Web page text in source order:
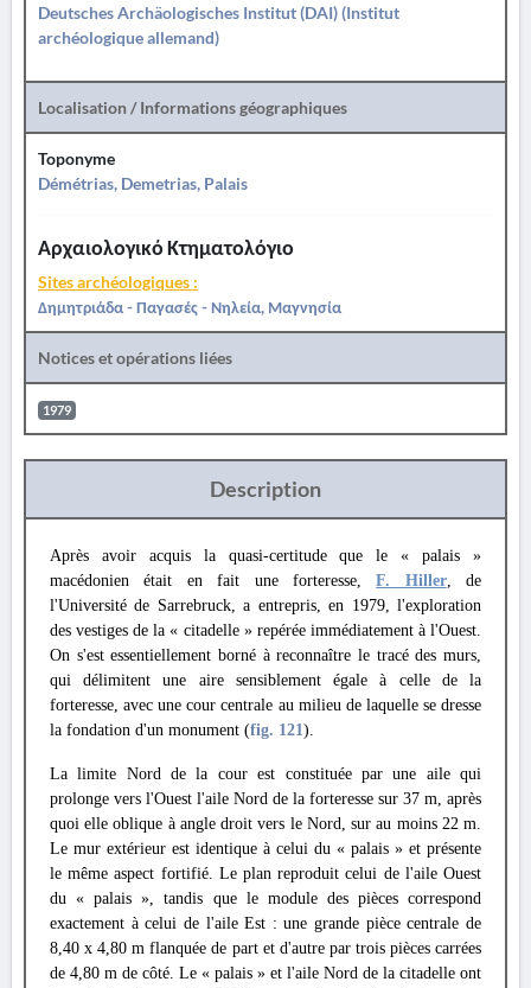
Deutsches Archäologisches Institut (DAI) (Institut
archéologique allemand)
Localisation / Informations géographiques
Toponyme
Démétrias, Demetrias, Palais
Αρχαιολογικό Κτηματολόγιο
Sites archéologiques :
Δημητριάδα - Παγασές - Νηλεία, Μαγνησία
Notices et opérations liées
1979
Description
Après avoir acquis la quasi-certitude que le « palais »
macédonien était en fait une forteresse,F. Hiller, de
l'Université de Sarrebruck, a entrepris, en 1979, l'exploration
des vestiges de la « citadelle » repérée immédiatement à l'Ouest.
On s'est essentiellement borné à reconnaître le tracé des murs,
qui délimitent une aire sensiblement égale à celle de la
forteresse, avec une cour centrale au milieu de laquelle se dresse
la fondation d'un monument (fig. 121).
La limite Nord de la cour est constituée par une aile qui
prolonge vers l'Ouest l'aile Nord de la forteresse sur 37 m, après
quoi elle oblique à angle droit vers le Nord, sur au moins 22 m.
Le mur extérieur est identique à celui du « palais » et présente
le même aspect fortifié. Le plan reproduit celui de l'aile Ouest
du « palais », tandis que le module des pièces correspond
exactement à celui de l'aile Est : une grande pièce centrale de
8,40 x 4,80 m flanquée de part et d'autre par trois pièces carrées
de 4,80 m de côté. Le « palais » et l'aile Nord de la citadelle ont